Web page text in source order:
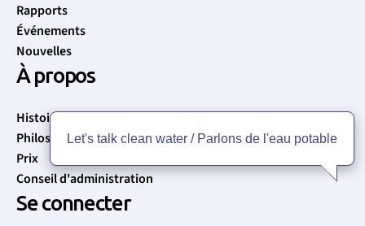
Rapports
Événements
Nouvelles
À propos
Histoire
Philosophie
Prix
Conseil d'administration
Se connecter
Let's talk clean water / Parlons de l'eau potable